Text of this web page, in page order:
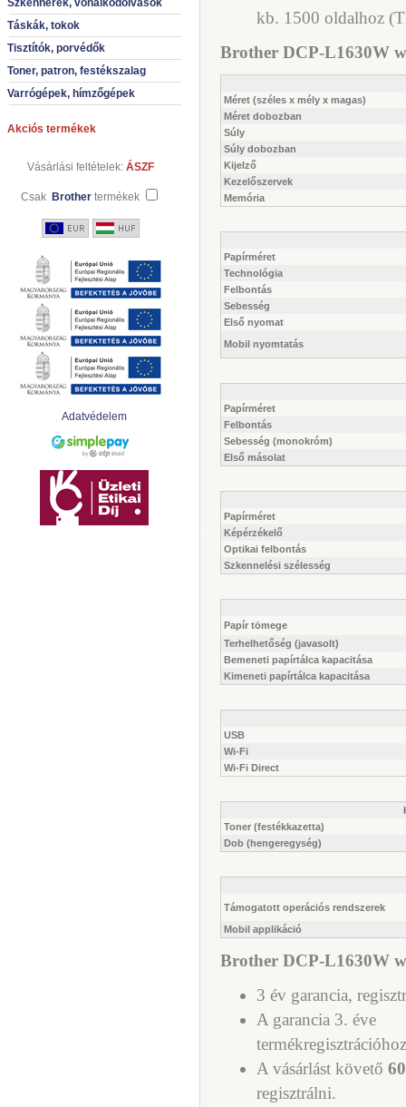
Szkennerek, vonalkódolvasók
Táskák, tokok
Tisztítók, porvédők
Toner, patron, festékszalag
Varrógépek, hímzőgépek
Akciós termékek
Vásárlási feltételek: ÁSZF
Csak Brother termékek
Adatvédelem
kb. 1500 oldalhoz
Brother DCP-L1630W
Méret (széles x mély x magas)
Méret dobozban
Súly
Súly dobozban
Kijelző
Kezelőszervek
Memória
Papírméret
Technológia
Felbontás
Sebesség
Első nyomat
Mobil nyomtatás
Papírméret
Felbontás
Sebesség (monokróm)
Első másolat
Papírméret
Képérzékelő
Optikai felbontás
Szkennelési szélesség
Papír tömege
Terhelhetőség (javasolt)
Bemeneti papírtálca kapacitása
Kimeneti papírtálca kapacitása
USB
Wi-Fi
Wi-Fi Direct
Toner (festékkazetta)
Dob (hengeregység)
Támogatott operációs rendszerek
Mobil applikáció
Brother DCP-L1630W
3 év garancia,
A garancia 3. éve
A vásárlást követő
regisztrálni.